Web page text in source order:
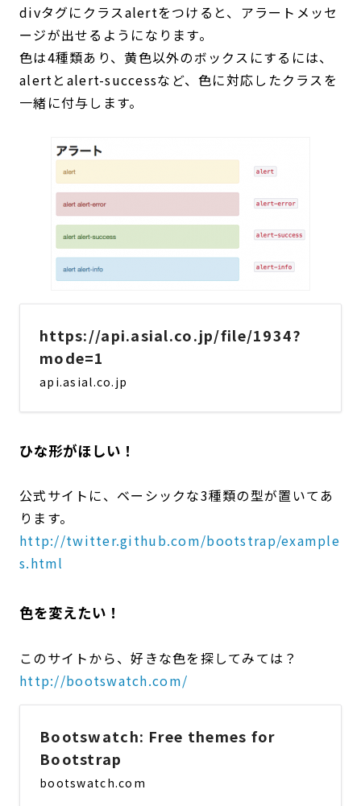
divタグにクラスalertをつけると、アラートメッセ
ージが出せるようになります。
色は4種類あり、黄色以外のボックスにするには、
alertとalert-successなど、色に対応したクラスを
一緒に付与します。
https://api.asial.co.jp/file/1934?
mode=1
api.asial.co.jp
ひな形がほしい！
公式サイトに、ベーシックな3種類の型が置いてあ
ります。
http://twitter.github.com/bootstrap/example
s.html
色を変えたい！
このサイトから、好きな色を探してみては？
http://bootswatch.com/
Bootswatch: Free themes for
Bootstrap
bootswatch.com